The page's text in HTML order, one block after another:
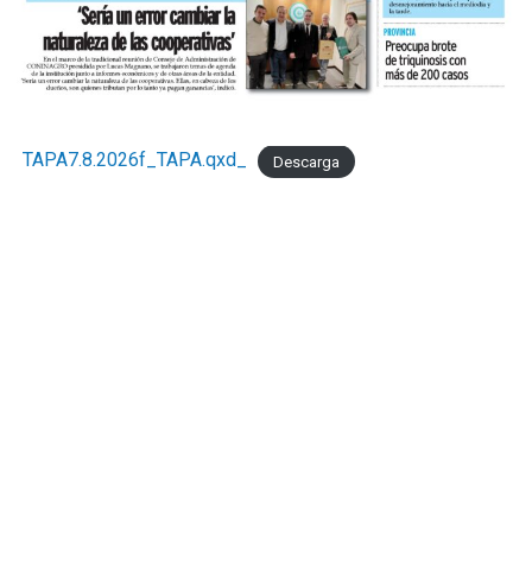
TAPA7.8.2026f_TAPA.qxd_ Descarga